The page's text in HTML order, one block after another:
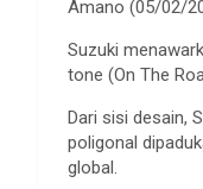
Amano (05/02/
Suzuki
tone (On The
Dari sisi desain,
poligonal
global.